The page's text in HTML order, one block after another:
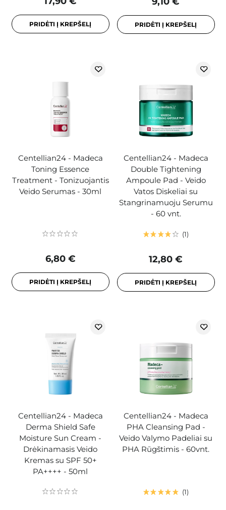
PRIDĖTI Į KREPŠELĮ PRIDĖTI Į KREPŠELĮ
Centellian24 - Madeca
Toning Essence
Treatment - Tonizuojantis
Veido Serumas - 30ml
6,80 €
PRIDĖTI Į KREPŠELĮ
Centellian24 - Madeca
Double Tightening
Ampoule Pad - Veido
Vatos Diskeliai su
Stangrinamuoju Serumu
- 60 vnt.
1
12,80 €
PRIDĖTI Į KREPŠELĮ
Centellian24 - Madeca
Derma Shield Safe
Moisture Sun Cream -
Drėkinamasis Veido
Kremas su SPF 50+
PA++++ - 50ml
Centellian24 - Madeca
PHA Cleansing Pad -
Veido Valymo Padeliai su
PHA Rūgštimis - 60vnt.
1